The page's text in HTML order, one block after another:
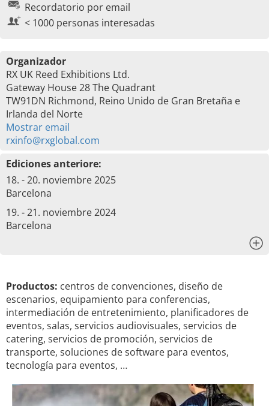
Recordatorio por email
< 1000 personas interesadas
Organizador
RX UK Reed Exhibitions Ltd.
Gateway House 28 The Quadrant
TW91DN Richmond, Reino Unido de Gran Bretaña e
Irlanda del Norte
Mostrar email
rxinfo@rxglobal.com
Ediciones anteriore:
18. - 20. noviembre 2025
Barcelona
19. - 21. noviembre 2024
Barcelona
Productos: centros de convenciones, diseño de
escenarios, equipamiento para conferencias,
intermediación de entretenimiento, planificadores de
eventos, salas, servicios audiovisuales, servicios de
catering, servicios de promoción, servicios de
transporte, soluciones de software para eventos,
tecnología para eventos, …